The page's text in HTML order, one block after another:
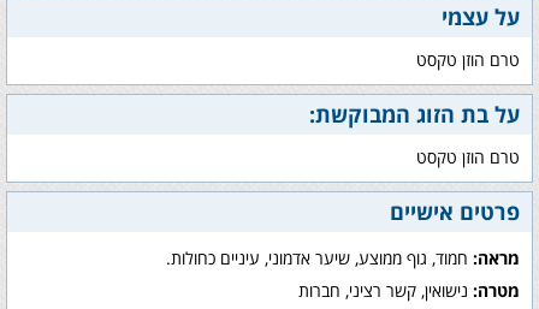
על עצמי
טרם הוזן טקסט
על בת הזוג המבוקשת:
טרם הוזן טקסט
פרטים אישיים
מראה: חמוד, גוף ממוצע, שיער אדמוני, עיניים כחולות.
מטרה: נישואין, קשר רציני, חברות